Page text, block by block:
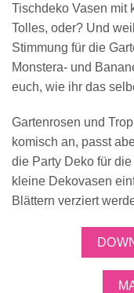
Tischdeko Vasen mit
Tolles, oder? Und
Stimmung für die
Monstera- und
euch, wie ihr das
Gartenrosen und
komisch an, passt
die Party Deko für
kleine Dekovasen
Blättern verziert